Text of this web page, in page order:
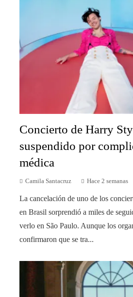
Concierto de Harry
suspendido por
médica
Camila Santacruz Hace 2 semanas
La cancelación de uno de los
en Brasil sorprendió a miles de
verlo en São Paulo. Aunque los
confirmaron que se tra...